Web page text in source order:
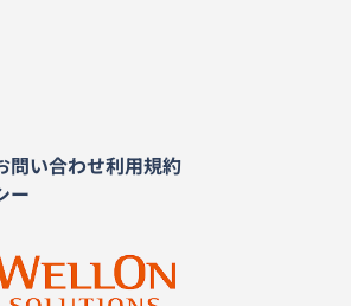
問い合わせ利用規約
ー